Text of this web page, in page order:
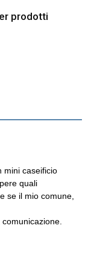
prodotti
mini caseificio
quali
se il mio comune,